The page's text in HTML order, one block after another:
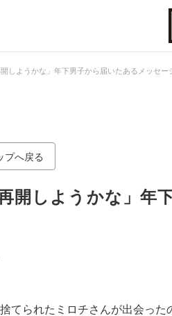
開しようかな」年下男子から届いたあるメッセー
プへ戻る
再開しようかな」年
てられたミロチさんが出会っ